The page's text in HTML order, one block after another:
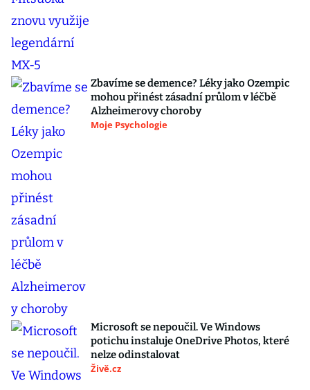
Zbavíme se demence? Léky jako Ozempic
mohou přinést zásadní průlom v léčbě
Alzheimerovy choroby
Moje Psychologie
Microsoft se nepoučil. Ve Windows
potichu instaluje OneDrive Photos, které
nelze odinstalovat
Živě.cz